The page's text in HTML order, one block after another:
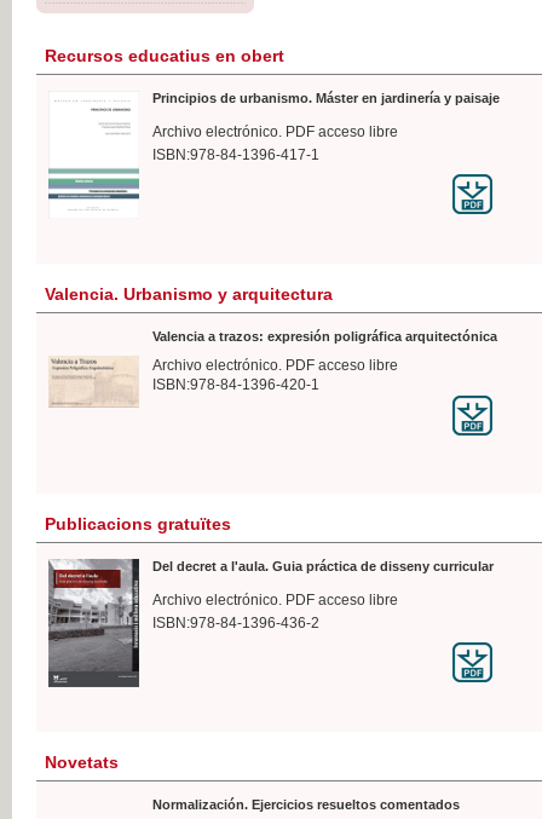
Recursos educatius en obert
Principios de urbanismo. Máster en jardinería y paisaje
Archivo electrónico. PDF acceso libre
ISBN:978-84-1396-417-1
Valencia. Urbanismo y arquitectura
Valencia a trazos: expresión poligráfica arquitectónica
Archivo electrónico. PDF acceso libre
ISBN:978-84-1396-420-1
Publicacions gratuïtes
Del decret a l'aula. Guia práctica de disseny curricular
Archivo electrónico. PDF acceso libre
ISBN:978-84-1396-436-2
Novetats
Normalización. Ejercicios resueltos comentados